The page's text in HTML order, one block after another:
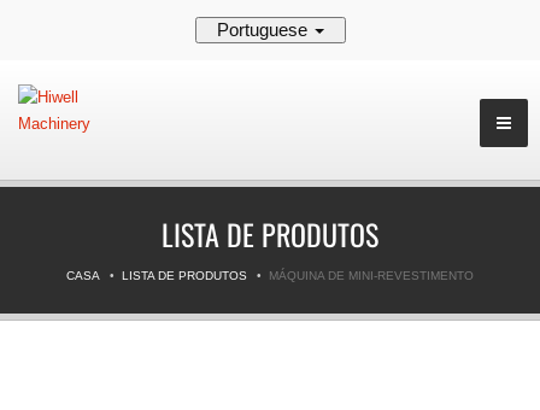
Portuguese
LISTA DE PRODUTOS
CASA LISTA DE PRODUTOS MÁQUINA DE MINI-REVESTIMENTO